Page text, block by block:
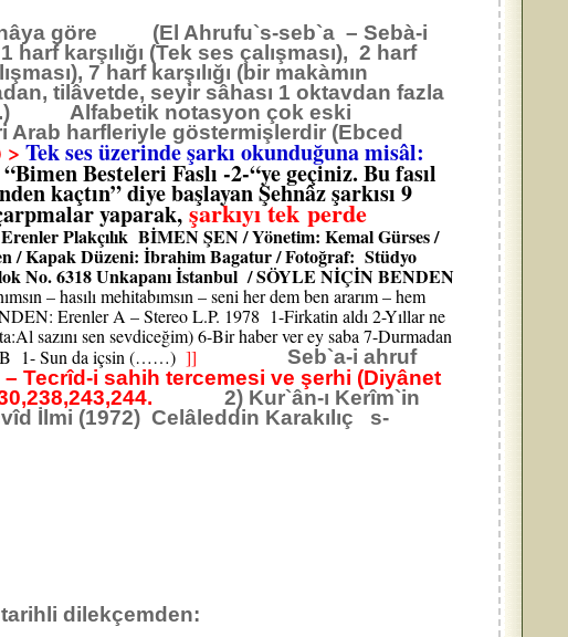
göre (El Ahrufu`s-seb`a – Sebà-i
karşılığı (Tek ses çalışması), 2 harf
7 harf karşılığı (bir makàmın
tilâvetde, seyir sâhası 1 oktavdan fazla
Alfabetik notasyon çok eski
harfleriyle göstermişlerdir (Ebced
>Tek ses üzerinde şarkı okunduğuna misâl:
Besteleri Faslı -2-“ye geçiniz. Bu fasıl
kaçtın” diye başlayan Şehnâz şarkısı 9
yaparak,şarkıyı tek perde
Plakçılık BİMEN ŞEN / Yönetim: Kemal Gürses /
/ Kapak Düzeni: İbrahim Bagatur / Fotoğraf: Stüdyo
No. 6318 Unkapanı İstanbul / SÖYLE NİÇİN BENDEN
– hasılı mehitabımsın – seni her dem ben ararım – hem
Erenler A – Stereo L.P. 1978 1-Firkatin aldı 2-Yıllar ne
sazını sen sevdiceğim) 6-Bir haber ver ey saba 7-Durmadan
B 1- Sun da içsin (……) ]]
Seb`a-i ahruf
– Tecrîd-i sahih tercemesi ve şerhi (Diyânet
2) Kur`ân-ı Kerîm`in
(1972) Celâleddin Karakılıç s-
tarihli dilekçemden: